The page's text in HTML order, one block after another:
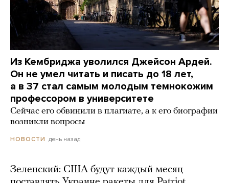
Из Кембриджа уволился Джейсон Ардей.
Он не умел читать и писать до 18 лет,
а в 37 стал самым молодым темнокожим
профессором в университете
Сейчас его обвинили в плагиате, а к его биографии
возникли вопросы
НОВОСТИ день назад
Зеленский: США будут каждый месяц